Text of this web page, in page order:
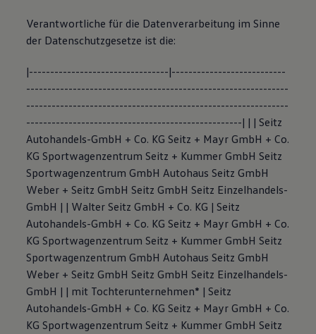
Verantwortliche für die Datenverarbeitung im Sinne
der Datenschutzgesetze ist die:
|---------------------------------|---------------------------
--------------------------------------------------------------
--------------------------------------------------------------
---------------------------------------------------| | | Seitz
Autohandels-GmbH + Co. KG Seitz + Mayr GmbH + Co.
KG Sportwagenzentrum Seitz + Kummer GmbH Seitz
Sportwagenzentrum GmbH Autohaus Seitz GmbH
Weber + Seitz GmbH Seitz GmbH Seitz Einzelhandels-
GmbH | | Walter Seitz GmbH + Co. KG | Seitz
Autohandels-GmbH + Co. KG Seitz + Mayr GmbH + Co.
KG Sportwagenzentrum Seitz + Kummer GmbH Seitz
Sportwagenzentrum GmbH Autohaus Seitz GmbH
Weber + Seitz GmbH Seitz GmbH Seitz Einzelhandels-
GmbH | | mit Tochterunternehmen* | Seitz
Autohandels-GmbH + Co. KG Seitz + Mayr GmbH + Co.
KG Sportwagenzentrum Seitz + Kummer GmbH Seitz